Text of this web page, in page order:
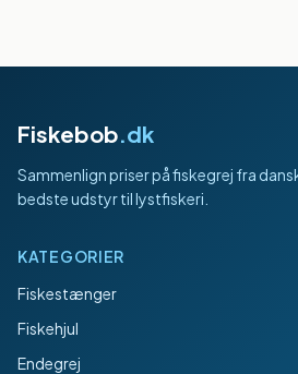
Fiskebob.dk
Sammenlign priser på fiskegrej fra
bedste udstyr til lystfiskeri.
KATEGORIER
Fiskestænger
Fiskehjul
Endegrej